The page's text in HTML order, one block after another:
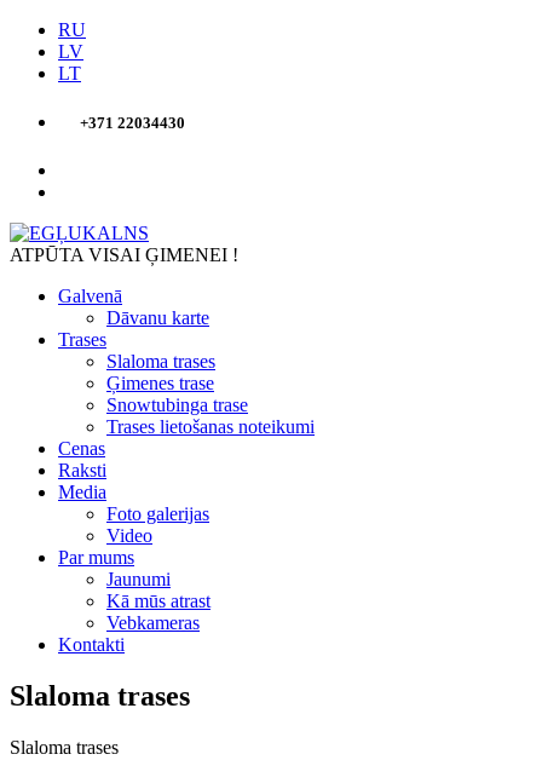
RU
LV
LT
+371 22034430
ATPŪTA VISAI ĢIMENEI !
Galvenā
Dāvanu karte
Trases
Slaloma trases
Ģimenes trase
Snowtubinga trase
Trases lietošanas noteikumi
Cenas
Raksti
Media
Foto galerijas
Video
Par mums
Jaunumi
Kā mūs atrast
Vebkameras
Kontakti
Slaloma trases
Slaloma trases